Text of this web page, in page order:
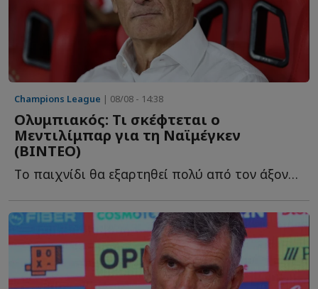
Champions League | 08/08 - 14:38
Ολυμπιακός: Τι σκέφτεται ο
Μεντιλίμπαρ για τη Ναϊμέγκεν
(ΒΙΝΤΕΟ)
Tο παιχνίδι θα εξαρτηθεί πολύ από τον άξονα του Ολυμπιακού κ...